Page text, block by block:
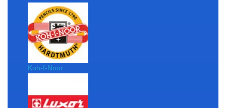
Koh-I-Noor